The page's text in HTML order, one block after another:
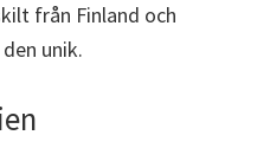
från Finland och
unik.